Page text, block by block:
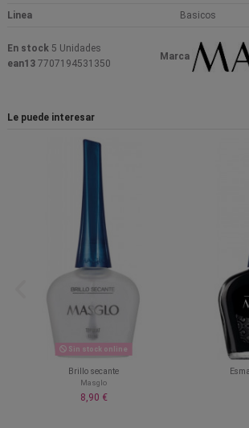
Linea Basicos
Marca
En stock 5 Unidades
ean13 7707194531350
Le puede interesar
Sin stock online
Brillo secante
Masglo
8,90 €